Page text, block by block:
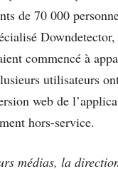
de 70 000
commencé à
utilisateurs
web de
hors-service.
médias, la